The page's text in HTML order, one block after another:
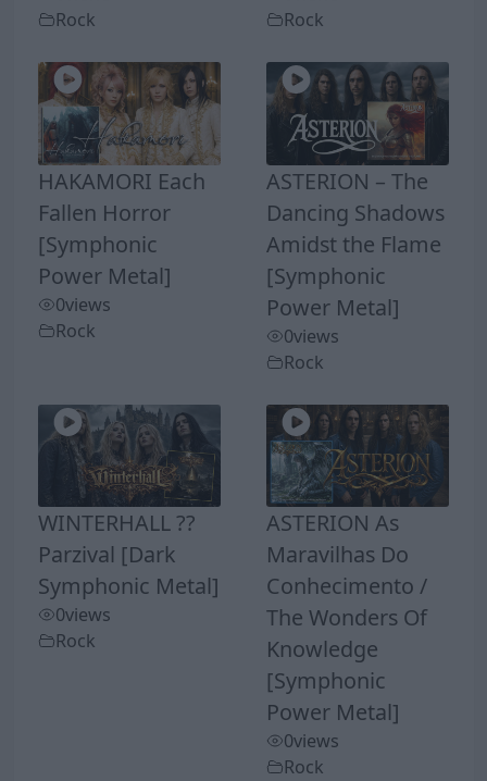
Rock
Rock
HAKAMORI Each
Fallen Horror
[Symphonic
Power Metal]
0views
Rock
ASTERION – The
Dancing Shadows
Amidst the Flame
[Symphonic
Power Metal]
0views
Rock
WINTERHALL ??
Parzival [Dark
Symphonic Metal]
0views
Rock
ASTERION As
Maravilhas Do
Conhecimento /
The Wonders Of
Knowledge
[Symphonic
Power Metal]
0views
Rock